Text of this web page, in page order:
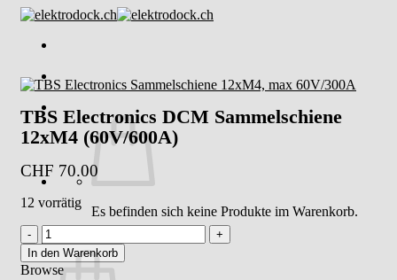
Skip
content
Es befinden sich keine Produkte im Warenkorb.
Warenkorb
TBS Electronics DCM Sammelschiene
12xM4 (60V/600A)
CHF 70.00
12 vorrätig
TBS
Electronics
DCM
In den Warenkorb
Browse